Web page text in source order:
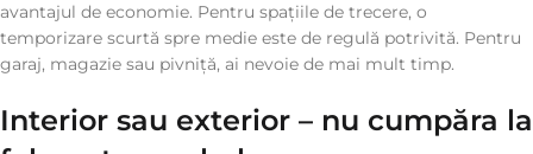
avantajul de economie. Pentru spațiile de trecere, o
temporizare scurtă spre medie este de regulă potrivită. Pentru
garaj, magazie sau pivniță, ai nevoie de mai mult timp.
Interior sau exterior – nu cumpăra la